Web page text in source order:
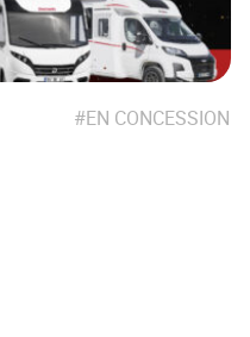
EN CONCESSION